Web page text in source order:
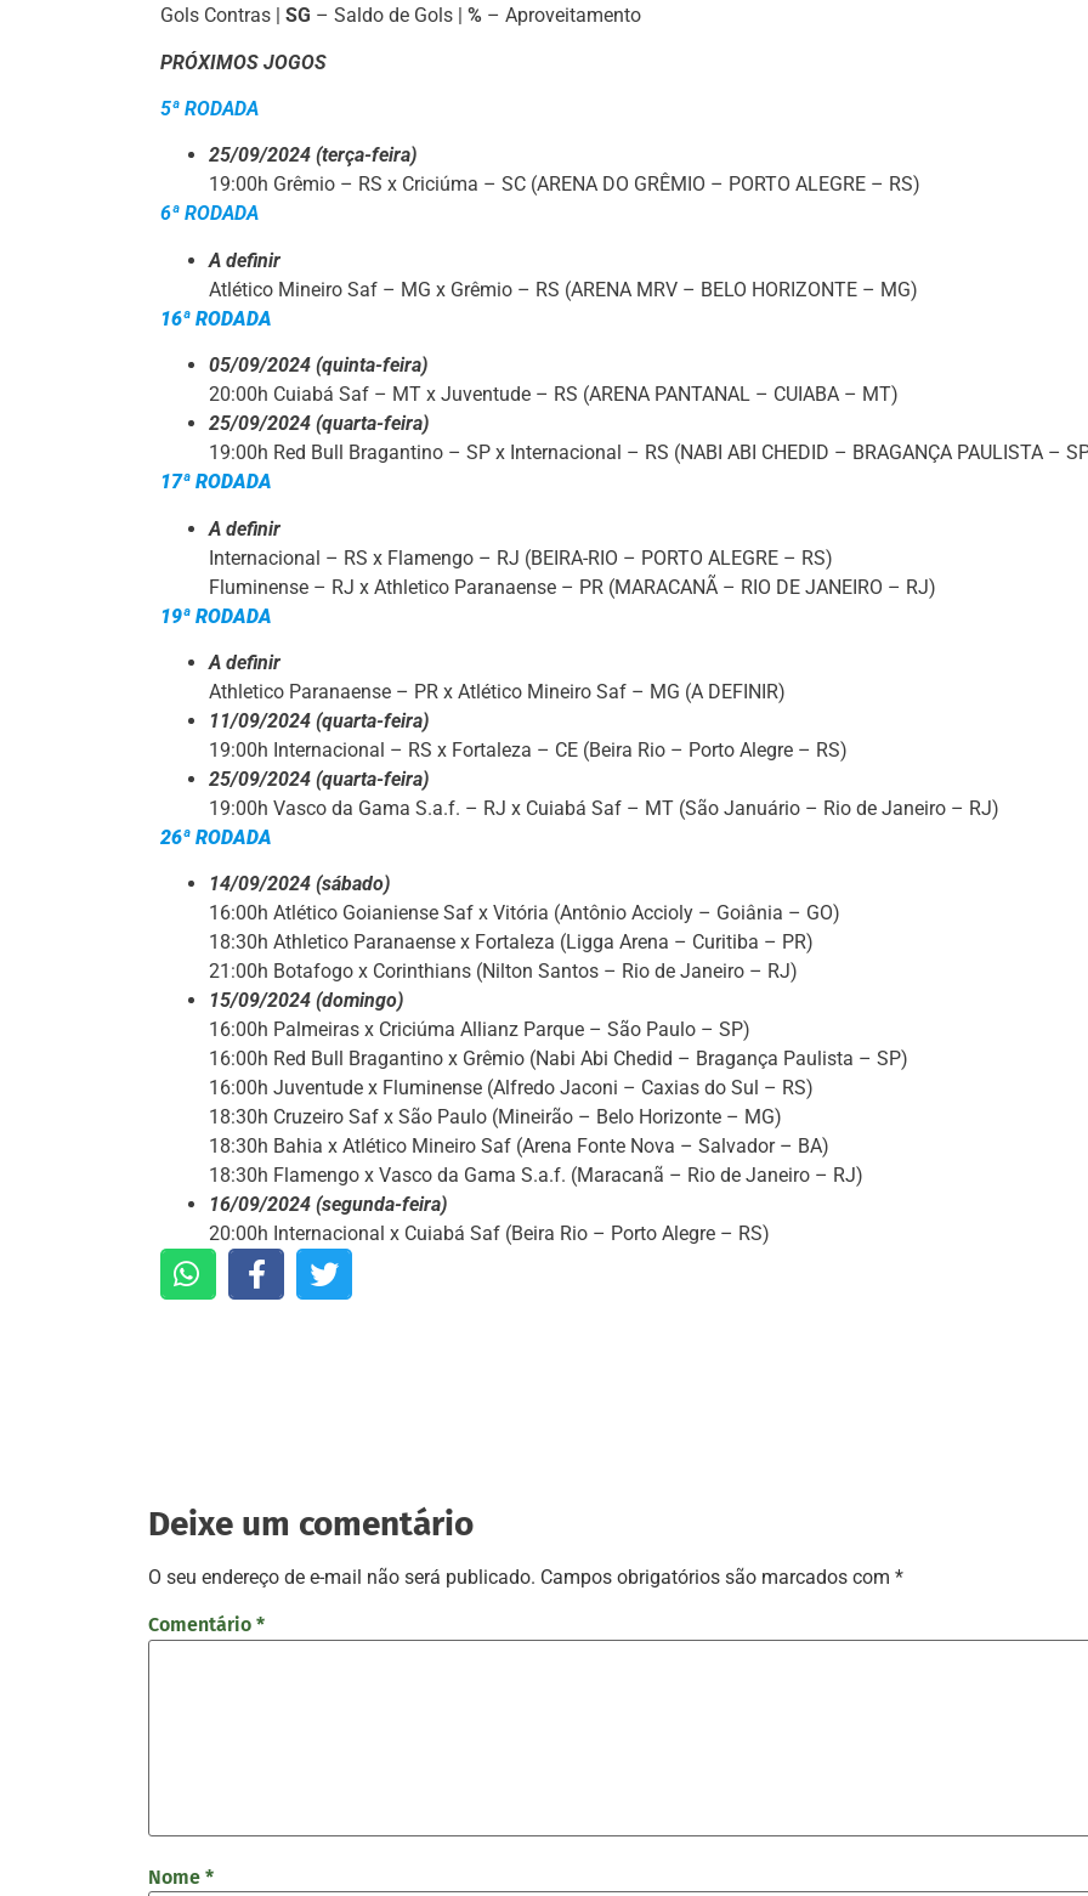
Gols Contras | SG – Saldo de Gols | % – Aproveitamento
PRÓXIMOS JOGOS
5ª RODADA
25/09/2024 (terça-feira)
19:00h Grêmio – RS x Criciúma – SC (ARENA DO GRÊMIO – PORTO ALEGRE – RS)
6ª RODADA
A definir
Atlético Mineiro Saf – MG x Grêmio – RS (ARENA MRV – BELO HORIZONTE – MG)
16ª RODADA
05/09/2024 (quinta-feira)
20:00h Cuiabá Saf – MT x Juventude – RS (ARENA PANTANAL – CUIABA – MT)
25/09/2024 (quarta-feira)
19:00h Red Bull Bragantino – SP x Internacional – RS (NABI ABI CHEDID – BRAGANÇA PAULISTA –
17ª RODADA
A definir
Internacional – RS x Flamengo – RJ (BEIRA-RIO – PORTO ALEGRE – RS)
Fluminense – RJ x Athletico Paranaense – PR (MARACANÃ – RIO DE JANEIRO – RJ)
19ª RODADA
A definir
Athletico Paranaense – PR x Atlético Mineiro Saf – MG (A DEFINIR)
11/09/2024 (quarta-feira)
19:00h Internacional – RS x Fortaleza – CE (Beira Rio – Porto Alegre – RS)
25/09/2024 (quarta-feira)
19:00h Vasco da Gama S.a.f. – RJ x Cuiabá Saf – MT (São Januário – Rio de Janeiro – RJ)
26ª RODADA
14/09/2024 (sábado)
16:00h Atlético Goianiense Saf x Vitória (Antônio Accioly – Goiânia – GO)
18:30h Athletico Paranaense x Fortaleza (Ligga Arena – Curitiba – PR)
21:00h Botafogo x Corinthians (Nilton Santos – Rio de Janeiro – RJ)
15/09/2024 (domingo)
16:00h Palmeiras x Criciúma Allianz Parque – São Paulo – SP)
16:00h Red Bull Bragantino x Grêmio (Nabi Abi Chedid – Bragança Paulista – SP)
16:00h Juventude x Fluminense (Alfredo Jaconi – Caxias do Sul – RS)
18:30h Cruzeiro Saf x São Paulo (Mineirão – Belo Horizonte – MG)
18:30h Bahia x Atlético Mineiro Saf (Arena Fonte Nova – Salvador – BA)
18:30h Flamengo x Vasco da Gama S.a.f. (Maracanã – Rio de Janeiro – RJ)
16/09/2024 (segunda-feira)
20:00h Internacional x Cuiabá Saf (Beira Rio – Porto Alegre – RS)
Deixe um comentário
O seu endereço de e-mail não será publicado. Campos obrigatórios são marcados com *
Comentário *
Nome *